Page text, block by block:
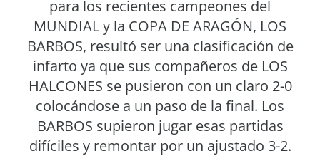
para los recientes campeones del
MUNDIAL y la COPA DE ARAGÓN, LOS
BARBOS, resultó ser una clasificación de
infarto ya que sus compañeros de LOS
HALCONES se pusieron con un claro 2-0
colocándose a un paso de la final. Los
BARBOS supieron jugar esas partidas
difíciles y remontar por un ajustado 3-2.